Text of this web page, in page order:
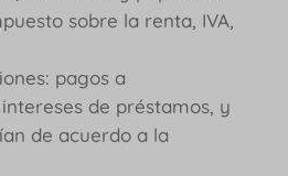
sobre la renta, IVA,
pagos a
de préstamos, y
de acuerdo a la